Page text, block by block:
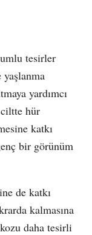
tesirler
yardımcı
hür
katkı
bir görünüm
de katkı
kalmasına
daha tesirli